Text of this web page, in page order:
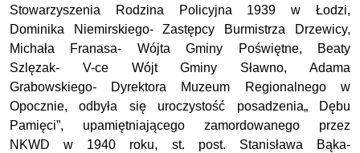
Stowarzyszenia Rodzina Policyjna 1939 w Łodzi,
Dominika Niemirskiego- Zastępcy Burmistrza Drzewicy,
Michała Franasa- Wójta Gminy Poświętne, Beaty
Szlęzak- V-ce Wójt Gminy Sławno, Adama
Grabowskiego- Dyrektora Muzeum Regionalnego w
Opocznie, odbyła się uroczystość posadzenia„ Dębu
Pamięci”, upamiętniającego zamordowanego przez
NKWD w 1940 roku, st. post. Stanisława Bąka-